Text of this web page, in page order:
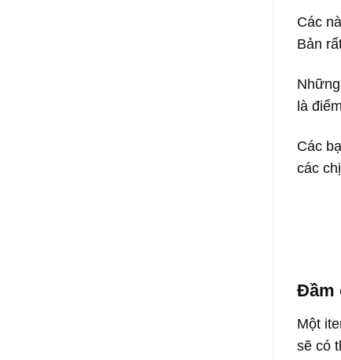
Các
Bản
là
Các
các
Đầm
Một
sẽ có